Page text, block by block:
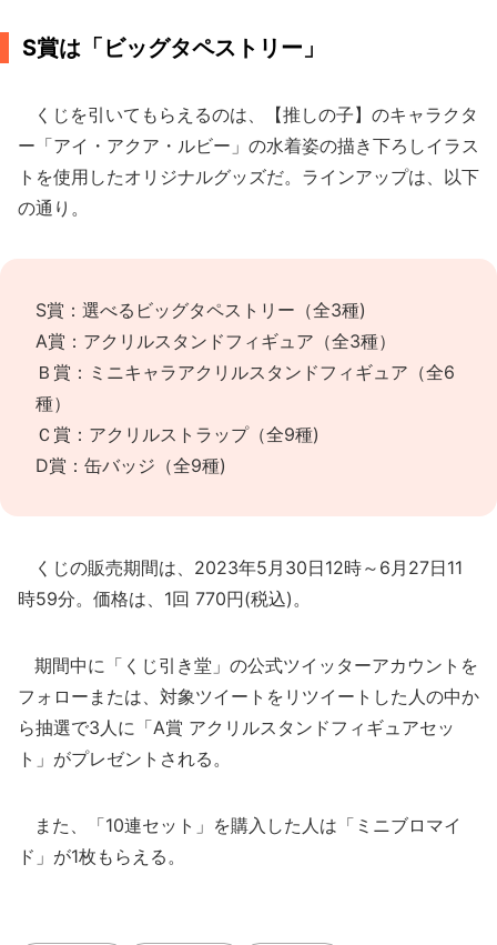
S賞は「ビッグタペストリー」
くじを引いてもらえるのは、【推しの子】のキャラクタ
ー「アイ・アクア・ルビー」の水着姿の描き下ろしイラス
トを使用したオリジナルグッズだ。ラインアップは、以下
の通り。
S賞：選べるビッグタペストリー（全3種)
A賞：アクリルスタンドフィギュア（全3種）
Ｂ賞：ミニキャラアクリルスタンドフィギュア（全6
種）
Ｃ賞：アクリルストラップ（全9種)
D賞：缶バッジ（全9種)
くじの販売期間は、2023年5月30日12時～6月27日11
時59分。価格は、1回 770円(税込)。
期間中に「くじ引き堂」の公式ツイッターアカウントを
フォローまたは、対象ツイートをリツイートした人の中か
ら抽選で3人に「A賞 アクリルスタンドフィギュアセッ
ト」がプレゼントされる。
また、「10連セット」を購入した人は「ミニブロマイ
ド」が1枚もらえる。